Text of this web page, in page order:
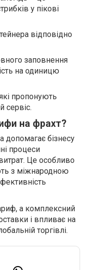
у пікові
відповідно
заповнення
на одиницю
пропонують
сервіс.
на фрахт?
допомагає бізнесу
процеси
Це особливо
з міжнародною
а комплексний
і впливає на
торгівлі.